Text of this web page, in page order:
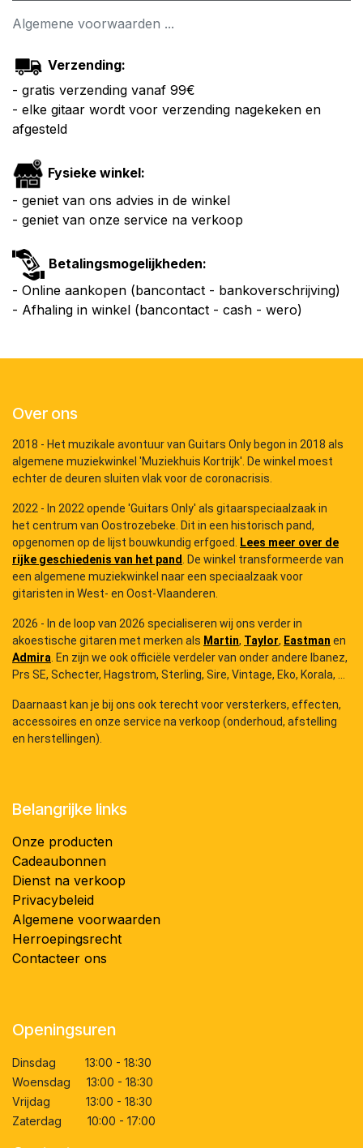
Algemene voorwaarden ...
Verzending:
- gratis verzending vanaf 99€
- elke gitaar wordt voor verzending nagekeken en
afgesteld
Fysieke winkel:
- geniet van ons advies in de winkel
- geniet van onze service na verkoop
Betalingsmogelijkheden:
- Online aankopen (bancontact - bankoverschrijving)
- Afhaling in winkel (bancontact - cash - wero)
Over ons
2018 - Het muzikale avontuur van Guitars Only begon in 2018 als
algemene muziekwinkel 'Muziekhuis Kortrijk'. De winkel moest
echter de deuren sluiten vlak voor de coronacrisis.
2022 - In 2022 opende 'Guitars Only' als gitaarspeciaalzaak in
het centrum van Oostrozebeke. Dit in een historisch pand,
opgenomen op de lijst bouwkundig erfgoed. Lees meer over de
rijke geschiedenis van het pand . De winkel transformeerde van
een algemene muziekwinkel naar een speciaalzaak voor
gitaristen in West- en Oost-Vlaanderen.
2026 - In de loop van 2026 specialiseren wij ons verder in
akoestische gitaren met merken als Martin, Taylor, Eastman en
Admira . En zijn we ook officiële verdeler van onder andere Ibanez,
Prs SE, Schecter, Hagstrom, Sterling, Sire, Vintage, Eko, Korala, ...
Daarnaast kan je bij ons ook terecht voor versterkers, effecten,
accessoires en onze service na verkoop (onderhoud, afstelling
en herstellingen).
Belangrijke links
Onze producten
Cadeaubonnen
Dienst na verkoop
Privacybeleid
Algemene voorwaarden
Herroepingsrecht
Contacteer ons
Openingsuren
Dinsdag 13:00 - 18:30
Woensdag 13:00 - 18:30
Vrijdag 13:00 - 18:30
Zaterdag 10:00 - 17:00